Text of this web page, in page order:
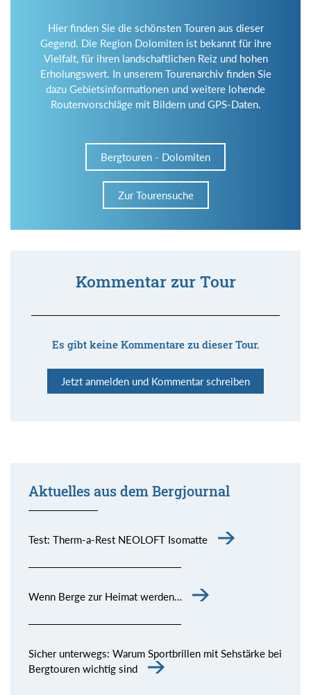
Hier finden Sie die schönsten Touren aus dieser
Gegend. Die Region Dolomiten ist bekannt für ihre
Vielfalt, für ihren landschaftlichen Reiz und hohen
Erholungswert. In unserem Tourenarchiv finden Sie
dazu Gebietsinformationen und weitere lohende
Routenvorschläge mit Bildern und GPS-Daten.
Bergtouren - Dolomiten
Zur Tourensuche
Kommentar zur Tour
Es gibt keine Kommentare zu dieser Tour.
Jetzt anmelden und Kommentar schreiben
Aktuelles aus dem Bergjournal
Test: Therm-a-Rest NEOLOFT Isomatte
Wenn Berge zur Heimat werden…
Sicher unterwegs: Warum Sportbrillen mit Sehstärke bei
Bergtouren wichtig sind